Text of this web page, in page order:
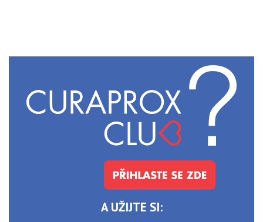
A UŽIJTE SI: